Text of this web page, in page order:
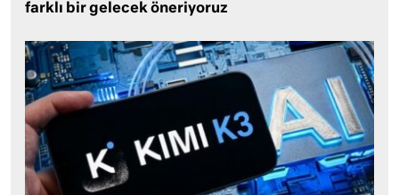
farklı bir gelecek öneriyoruz